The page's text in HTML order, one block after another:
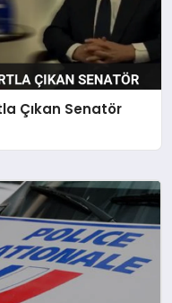
Çıkan Senatör